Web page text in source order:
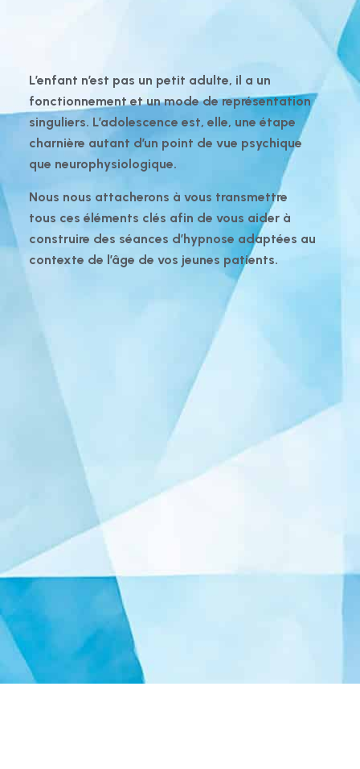
L’enfant n’est pas un petit adulte, il a un
fonctionnement et un mode de représentation
singuliers. L’adolescence est, elle, une étape
charnière autant d’un point de vue psychique
que neurophysiologique.
Nous nous attacherons à vous transmettre
tous ces éléments clés afin de vous aider à
construire des séances d’hypnose adaptées au
contexte de l’âge de vos jeunes patients.